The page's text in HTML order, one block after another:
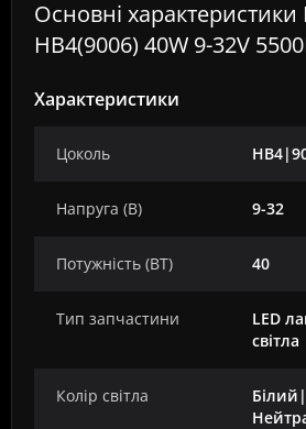
Основні характеристики
HB4(9006) 40W 9-32V
Характеристики
Цоколь
Напруга (В) 9-32
Потужність (ВТ) 40
Тип запчастини
LED
світла
Колір світла